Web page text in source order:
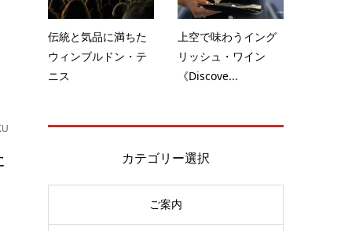
伝統と気品に満ちた
ウィンブルドン・テ
ニス
上空で味わうイング
リッシュ・ワイン
《Discove...
カテゴリー選択
ご案内